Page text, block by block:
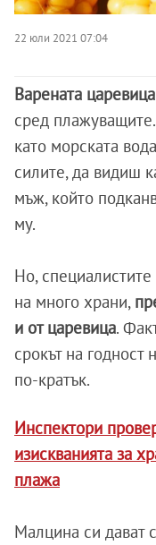
22 юли 2021 07:04
Варената
сред
като морската
силите, да видиш
мъж, който
му.
Но,
на много храни,
и от царевица.
срокът на годност
по-кратък.
Инспектори
изискванията за
плажа
Малцина си дават